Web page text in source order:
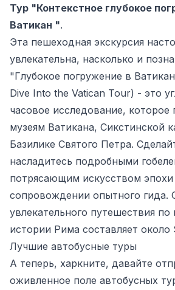
Тур "Контекстное глубокое
Ватикан ".
Эта пешеходная экскурсия
увлекательна, насколько и
"Глубокое погружение в
Dive Into the Vatican Tour) - это
часовое исследование, которое
музеям Ватикана, Сикстинской
Базилике Святого Петра.
насладитесь подробными
потрясающим искусством
сопровождении опытного гида.
увлекательного путешествия по
истории Рима составляет около
Лучшие автобусные туры
А теперь, харкните, давайте
оживленное поле автобусных